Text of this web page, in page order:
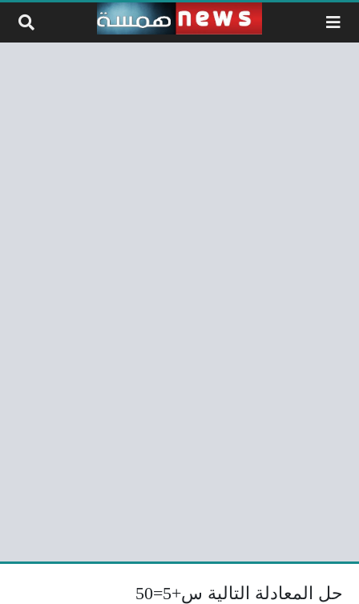
التخطي إلى المحتوى
حل المعادلة التالية س+5=50